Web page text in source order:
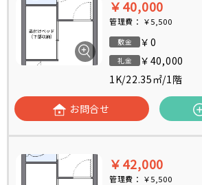
￥40,000
管理費： ￥5,500
敷金 ￥0
礼金
￥40,000
1K/22.35㎡/1階
お問合せ
￥42,000
管理費： ￥5,500